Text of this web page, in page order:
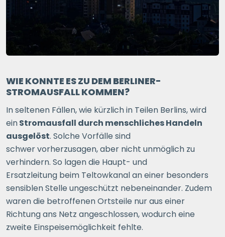
WIE KONNTE ES ZU DEM BERLINER-
STROMAUSFALL KOMMEN?
In seltenen Fällen, wie kürzlich in Teilen Berlins, wird
einStromausfall durch menschliches Handeln
ausgelöst. Solche Vorfälle sind
schwer vorherzusagen, aber nicht unmöglich zu
verhindern. So lagen die Haupt- und
Ersatzleitung beim Teltowkanal an einer besonders
sensiblen Stelle ungeschützt nebeneinander. Zudem
waren die betroffenen Ortsteile nur aus einer
Richtung ans Netz angeschlossen, wodurch eine
zweite Einspeisemöglichkeit fehlte.